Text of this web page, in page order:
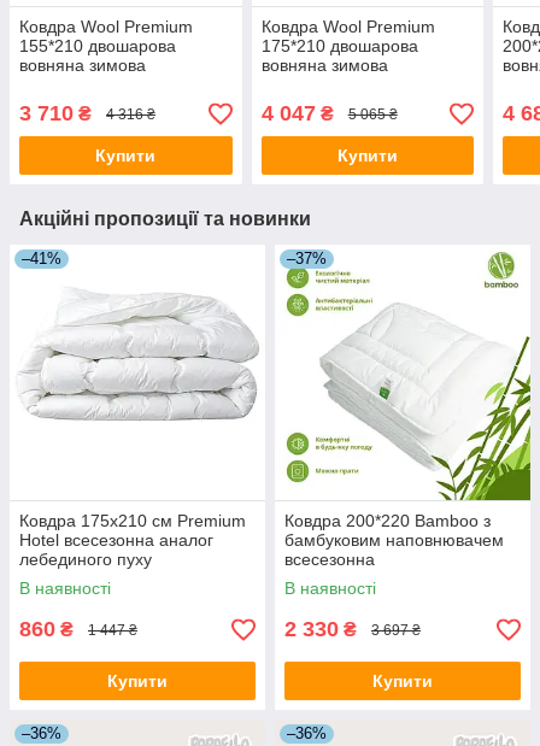
Ковдра Wool Premium
155*210 двошарова
вовняна зимова
3 710 ₴ 4 316 ₴
Купити
Ковдра Wool Premium
175*210 двошарова
вовняна зимова
4 047₴ 5 065 ₴
Купити
4
Акційні пропозиції та новинки
–41%
Ковдра 175х210 см Premium
Hotel всесезонна аналог
лебединого пуху
В наявності
860 ₴ 1 447 ₴
Купити
–37%
Ковдра 200*220 Bamboo з
бамбуковим наповнювачем
всесезонна
В наявності
2 330 ₴ 3 697 ₴
Купити
–36% –36%